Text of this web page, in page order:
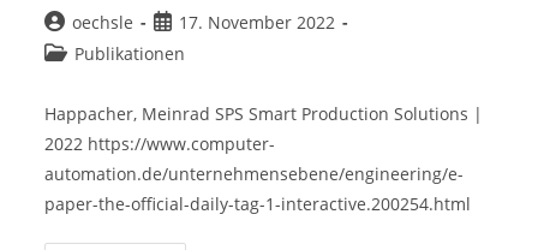
Beitrags-
Autor:
oechsle
Beitrag
veröffentlicht:
17. November 2022
Beitrags-
Publikationen
Happacher, Meinrad SPS Smart Production Solutions |
2022 https://www.computer-
automation.de/unternehmensebene/engineering/e-
paper-the-official-daily-tag-1-interactive.200254.html